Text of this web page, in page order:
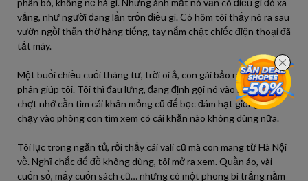
phân bò, không nề hà gì. Nhưng ánh mắt nó vẫn có điều gì đó xa
vắng, như người đang lẩn trốn điều gì. Có hôm tôi thấy nó ra sau
vườn ngồi thẫn thờ hàng tiếng, tay nắm chặt chiếc điện thoại đã
tắt máy.
Một buổi chiều cuối tháng tư, trời oi ả, con gái bảo ra đồng bón
phân giúp tôi. Tôi thì đau lưng, đang định gọi nó vào nghỉ, thì
chợt nhớ cần tìm cái khăn mỏng cũ để bọc đám hạt giống. Tôi
chạy vào phòng con tìm xem có cái khăn nào không dùng nữa.
Tôi lục trong ngăn tủ, rồi thấy cái vali cũ mà con mang từ Hà Nội
về. Nghĩ chắc để đồ không dùng, tôi mở ra xem. Quần áo, vài
cuốn sổ, mấy cuốn sách cũ… nhưng có một phong bì trắng nằm